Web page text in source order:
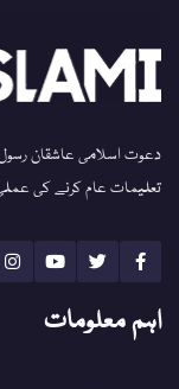
دعوت اسلامی عاشقان
تعلیمات عام کرنے کی
اہم معلومات